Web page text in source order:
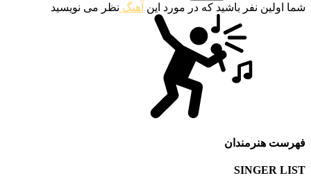
شما اولین نفر باشید که در مورد این آهنگ نظر می نویسید
فهرست هنرمندان
SINGER LIST